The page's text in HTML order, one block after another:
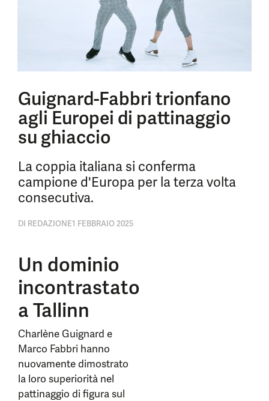
Guignard-Fabbri trionfano
agli Europei di pattinaggio
su ghiaccio
La coppia italiana si conferma
campione d'Europa per la terza volta
consecutiva.
DI REDAZIONE1 FEBBRAIO 2025
Un dominio
incontrastato
a Tallinn
Charlène Guignard e
Marco Fabbri hanno
nuovamente dimostrato
la loro superiorità nel
pattinaggio di figura sul